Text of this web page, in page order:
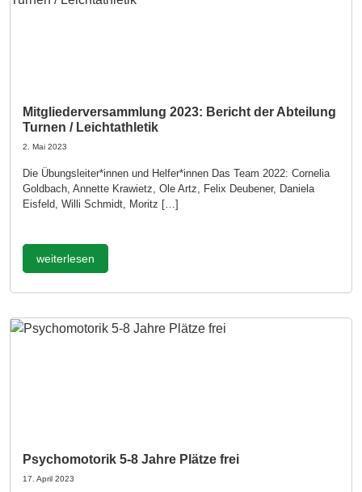
Mitgliederversammlung 2023: Bericht der Abteilung
Turnen / Leichtathletik
2. Mai 2023
Die Übungsleiter*innen und Helfer*innen Das Team 2022: Cornelia
Goldbach, Annette Krawietz, Ole Artz, Felix Deubener, Daniela
Eisfeld, Willi Schmidt, Moritz […]
weiterlesen
Psychomotorik 5-8 Jahre Plätze frei
17. April 2023